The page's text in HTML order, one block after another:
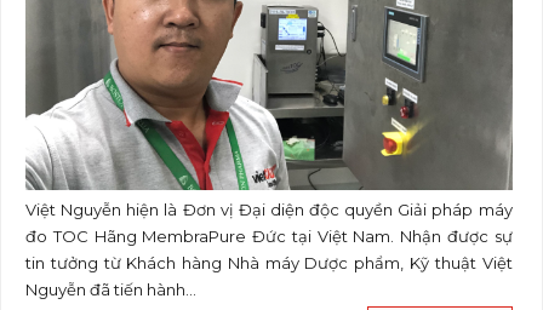
Việt Nguyễn hiện là Đơn vị Đại diện độc quyền Giải pháp máy
đo TOC Hãng MembraPure Đức tại Việt Nam. Nhận được sự
tin tưởng từ Khách hàng Nhà máy Dược phẩm, Kỹ thuật Việt
Nguyễn đã tiến hành...